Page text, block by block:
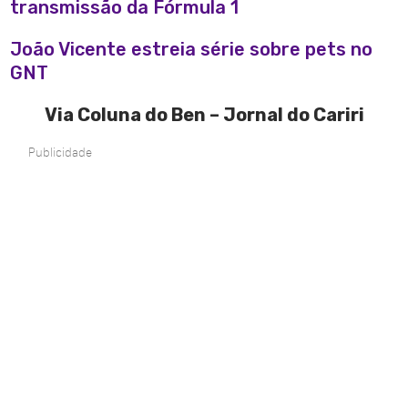
transmissão da Fórmula 1
João Vicente estreia série sobre pets no
GNT
Via Coluna do Ben – Jornal do Cariri
Publicidade